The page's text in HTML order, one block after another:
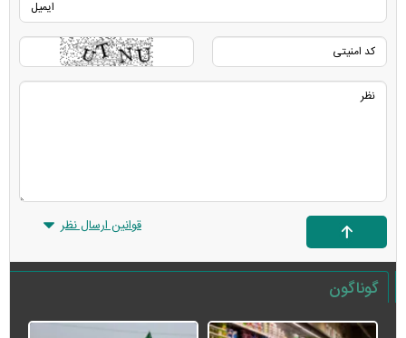
قوانین ارسال نظر
گوناگون